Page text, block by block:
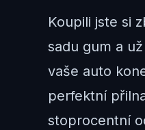
Koupili jste si
sadu gum a
vaše auto
perfektní
stoprocentní